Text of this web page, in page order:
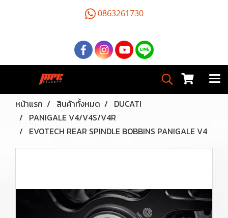
0863261730
หน้าแรก สินค้าทั้งหมด
DUCATI
PANIGALE V4/V4S/V4R
EVOTECH REAR SPINDLE BOBBINS PANIGALE V4